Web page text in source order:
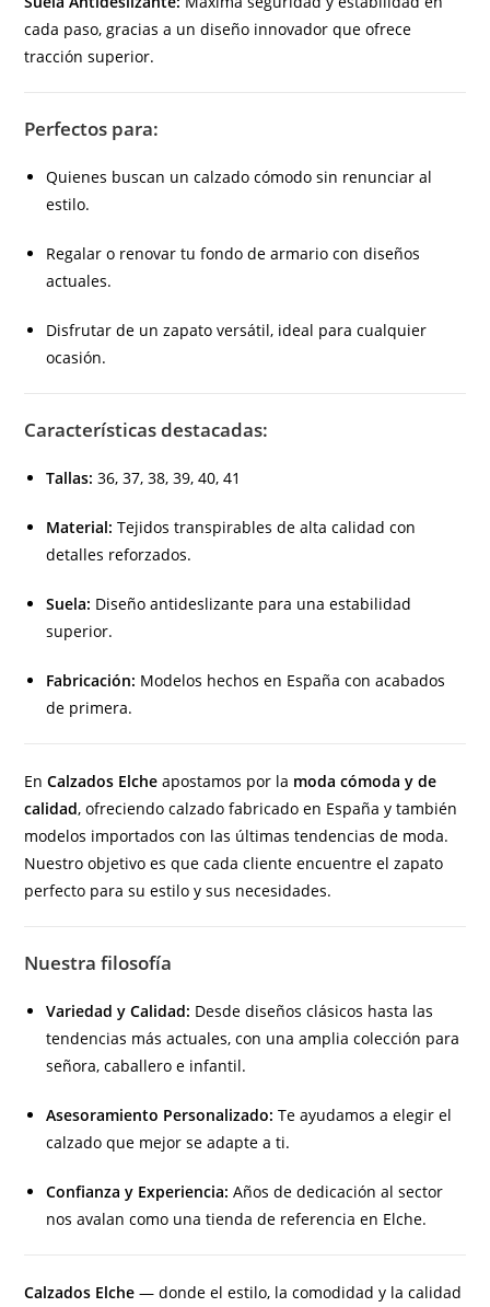
cada paso, gracias a un diseño innovador que ofrece
tracción superior.
Perfectos para:
Quienes buscan un calzado cómodo sin renunciar al
estilo.
Regalar o renovar tu fondo de armario con diseños
actuales.
Disfrutar de un zapato versátil, ideal para cualquier
ocasión.
Características destacadas:
Tallas: 36, 37, 38, 39, 40, 41
Material: Tejidos transpirables de alta calidad con
detalles reforzados.
Suela: Diseño antideslizante para una estabilidad
superior.
Fabricación: Modelos hechos en España con acabados
de primera.
EnCalzados Elche apostamos por la moda cómoda y de
calidad, ofreciendo calzado fabricado en España y también
modelos importados con las últimas tendencias de moda.
Nuestro objetivo es que cada cliente encuentre el zapato
perfecto para su estilo y sus necesidades.
Nuestra filosofía
Variedad y Calidad: Desde diseños clásicos hasta las
tendencias más actuales, con una amplia colección para
señora, caballero e infantil.
Asesoramiento Personalizado: Te ayudamos a elegir el
calzado que mejor se adapte a ti.
Confianza y Experiencia: Años de dedicación al sector
nos avalan como una tienda de referencia en Elche.
Calzados Elche — donde el estilo, la comodidad y la calidad